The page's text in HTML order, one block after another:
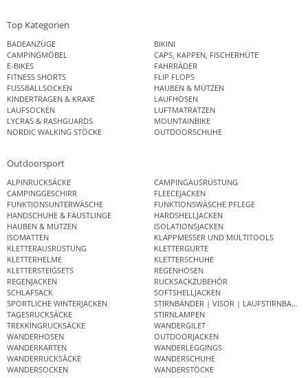
Top Kategorien
BADEANZÜGE
BIKINI
CAMPINGMÖBEL
CAPS, KAPPEN, FISCHERHÜTE
E-BIKES
FAHRRÄDER
FITNESS SHORTS
FLIP FLOPS
FUSSBALLSOCKEN
HAUBEN & MÜTZEN
KINDERTRAGEN & KRAXE
LAUFHOSEN
LAUFSOCKEN
LUFTMATRATZEN
LYCRAS & RASHGUARDS
MOUNTAINBIKE
NORDIC WALKING STÖCKE
OUTDOORSCHUHE
Outdoorsport
ALPINRUCKSÄCKE
CAMPINGAUSRÜSTUNG
CAMPINGGESCHIRR
FLEECEJACKEN
FUNKTIONSUNTERWÄSCHE
FUNKTIONSWÄSCHE PFLEGE
HANDSCHUHE & FÄUSTLINGE
HARDSHELLJACKEN
HAUBEN & MÜTZEN
ISOLATIONSJACKEN
ISOMATTEN
KLAPPMESSER UND MULTITOOLS
KLETTERAUSRÜSTUNG
KLETTERGURTE
KLETTERHELME
KLETTERSCHUHE
KLETTERSTEIGSETS
REGENHOSEN
REGENJACKEN
RUCKSACKZUBEHÖR
SCHLAFSACK
SOFTSHELLJACKEN
SPORTLICHE WINTERJACKEN
STIRNBÄNDER | VISOR | LAUFSTIRNBAND
TAGESRUCKSÄCKE
STIRNLAMPEN
TREKKINGRUCKSÄCKE
WANDERGILET
WANDERHOSEN
OUTDOORJACKEN
WANDERKARTEN
WANDERLEGGINGS
WANDERRUCKSÄCKE
WANDERSCHUHE
WANDERSOCKEN
WANDERSTÖCKE